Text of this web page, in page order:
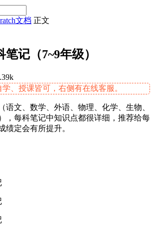
文档 正文
记（7~9年级）
、授课皆可，右侧有在线客服。
语文、数学、外语、物理、化学、生物、
，每科笔记中知识点都很详细，推荐给每
绩定会有所提升。